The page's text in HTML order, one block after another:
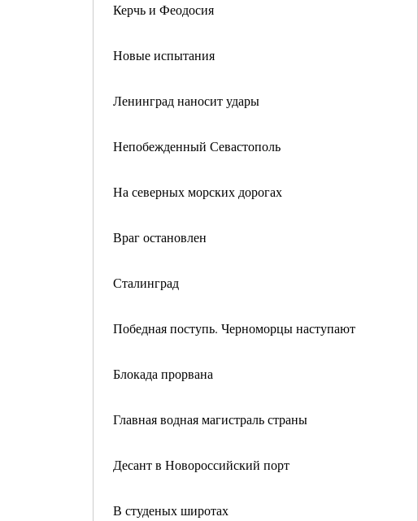
Керчь и Феодосия
Новые испытания
Ленинград наносит удары
Непобежденный Севастополь
На северных морских дорогах
Враг остановлен
Сталинград
Победная поступь. Черноморцы наступают
Блокада прорвана
Главная водная магистраль страны
Десант в Новороссийский порт
В студеных широтах